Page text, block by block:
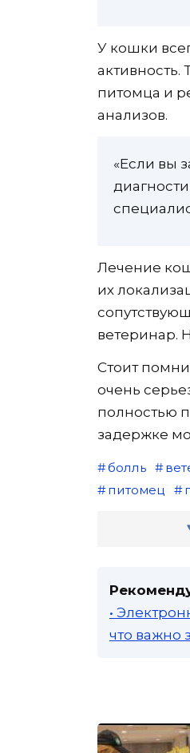
У кошки
питомца и
анализов.
«Если вы
Лечение
их
ветеринар.
Стоит
очень
полностью
задержке
болль
питомец
•
что важно